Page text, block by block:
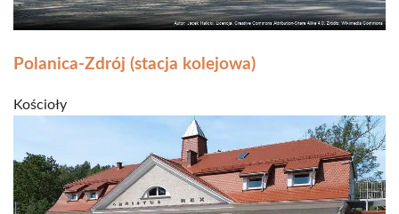
Polanica-Zdrój (stacja kolejowa)
Kościoły